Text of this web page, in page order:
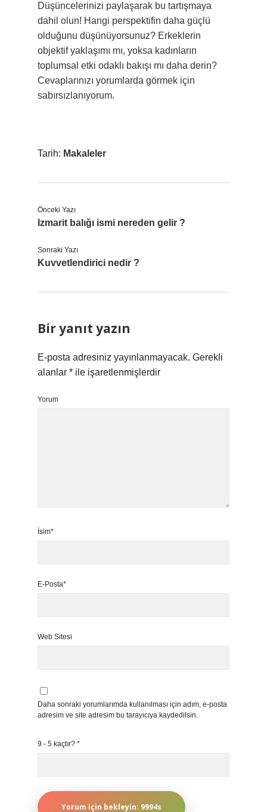
Düşüncelerinizi paylaşarak bu tartışmaya
dahil olun! Hangi perspektifin daha güçlü
olduğunu düşünüyorsunuz? Erkeklerin
objektif yaklaşımı mı, yoksa kadınların
toplumsal etki odaklı bakışı mı daha derin?
Cevaplarınızı yorumlarda görmek için
sabırsızlanıyorum.
Tarih: Makaleler
Önceki Yazı
Izmarit balığı ismi nereden gelir ?
Sonraki Yazı
Kuvvetlendirici nedir ?
Bir yanıt yazın
E-posta adresiniz yayınlanmayacak. Gerekli
alanlar * ile işaretlenmişlerdir
Yorum
İsim*
E-Posta*
Web Sitesi
Daha sonraki yorumlarımda kullanılması için adım, e-posta
adresim ve site adresim bu tarayıcıya kaydedilsin.
9 - 5 kaçtır? *